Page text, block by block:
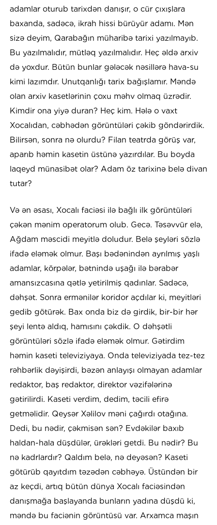
adamlar oturub tarixdən danışır, o cür çıxışlara
baxanda, sadəcə, ikrah hissi bürüyür adamı. Mən
sizə deyim, Qarabağın müharibə tarixi yazılmayıb.
Bu yazılmalıdır, mütləq yazılmalıdır. Heç əldə arxiv
də yoxdur. Bütün bunlar gələcək nəsillərə hava-su
kimi lazımdır. Unutqanlığı tarix bağışlamır. Məndə
olan arxiv kasetlərinin çoxu məhv olmaq üzrədir.
Kimdir ona yiyə duran? Heç kim. Hələ o vaxt
Xocalıdan, cəbhədən görüntüləri çəkib göndərirdik.
Bilirsən, sonra nə olurdu? Filan teatrda görüş var,
aparıb həmin kasetin üstünə yazırdılar. Bu boyda
laqeyd münasibət olar? Adam öz tarixinə belə divan
tutar?
Və ən əsası, Xocalı faciəsi ilə bağlı ilk görüntüləri
çəkən mənim operatorum olub. Gecə. Təsəvvür elə,
Ağdam məscidi meyitlə doludur. Belə şeyləri sözlə
ifadə eləmək olmur. Başı bədənindən ayrılmış yaşlı
adamlar, körpələr, bətnində uşağı ilə bərabər
amansızcasına qətlə yetirilmiş qadınlar. Sadəcə,
dəhşət. Sonra ermənilər koridor açdılar ki, meyitləri
gedib götürək. Bax onda biz də girdik, bir-bir hər
şeyi lentə aldıq, hamısını çəkdik. O dəhşətli
görüntüləri sözlə ifadə eləmək olmur. Gətirdim
həmin kaseti televiziyaya. Onda televiziyada tez-tez
rəhbərlik dəyişirdi, bəzən anlayışı olmayan adamlar
redaktor, baş redaktor, direktor vəzifələrinə
gətirilirdi. Kaseti verdim, dedim, təcili efirə
getməlidir. Qeysər Xəlilov məni çağırdı otağına.
Dedi, bu nədir, çəkmisən sən? Evdəkilər baxıb
haldan-hala düşdülər, ürəkləri getdi. Bu nədir? Bu
nə kadrlardır? Qaldım belə, nə deyəsən? Kaseti
götürüb qayıtdım təzədən cəbhəyə. Üstündən bir
az keçdi, artıq bütün dünya Xocalı faciəsindən
danışmağa başlayanda bunların yadına düşdü ki,
məndə bu faciənin görüntüsü var. Arxamca maşın